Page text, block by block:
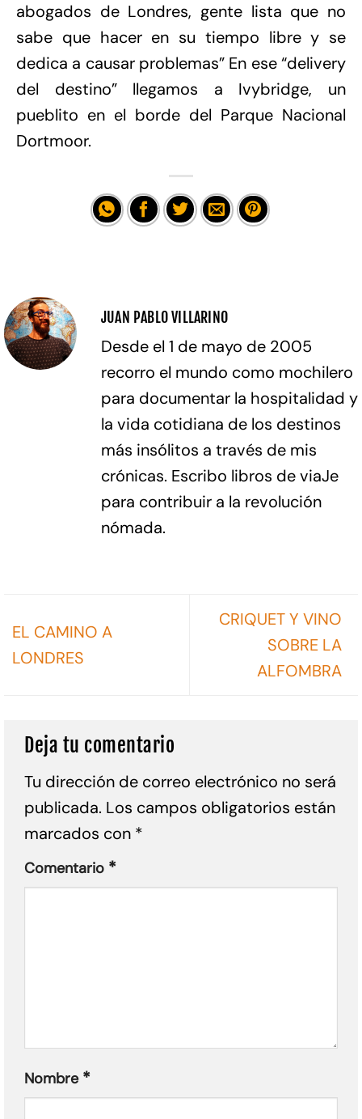
abogados de Londres, gente lista que no
sabe que hacer en su tiempo libre y se
dedica a causar problemas” En ese “delivery
del destino” llegamos a Ivybridge, un
pueblito en el borde del Parque Nacional
Dortmoor.
JUAN PABLO VILLARINO
Desde el 1 de mayo de 2005
recorro el mundo como mochilero
para documentar la hospitalidad y
la vida cotidiana de los destinos
más insólitos a través de mis
crónicas. Escribo libros de viaJe
para contribuir a la revolución
nómada.
EL CAMINO A
LONDRES
CRIQUET Y VINO
SOBRE LA
ALFOMBRA
Deja tu comentario
Tu dirección de correo electrónico no será
publicada. Los campos obligatorios están
marcados con *
Comentario *
Nombre *